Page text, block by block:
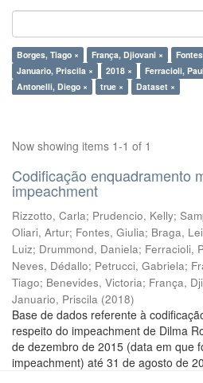
Borges, Tiago × França, Djiovani ×
Januario, Priscila ×
2018 × Ferracioli,
Antonelli, Diego ×
true × Dataset ×
Now showing items 1-1 of 1
Codificação enquadramento
impeachment
Rizzotto, Carla; Prudencio, Kelly;
Oliari, Artur; Fontes, Giulia; Braga,
Luiz; Drummond, Daniela; Ferracioli,
Neves, Dédallo; Petrucci, Gabriela;
Tiago; Benevides, Victoria; França,
Januario, Priscila (2018)
Base de dados referente à
respeito do impeachment de Dilma
de dezembro de 2015 (data em que
impeachment) até 31 de agosto de